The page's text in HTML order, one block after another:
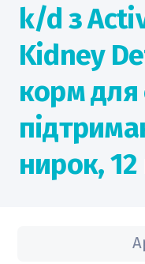
k/d з
Kidney
корм для
нирок, 12